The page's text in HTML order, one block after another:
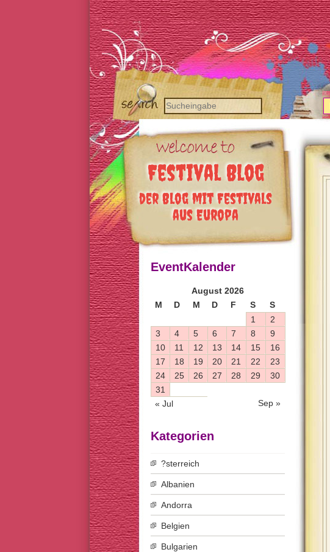
Festival Blog
der Blog mit Festivals
aus Europa
EventKalender
August 2026
M
D M D F S S
« Jul Sep »
1
2
3
4 5 6 7 8
9
10
11 12 13 14 15
16
17
18 19 20 21 22
23
24
25 26 27 28 29
30
31
Kategorien
?sterreich
Albanien
Andorra
Belgien
Bulgarien